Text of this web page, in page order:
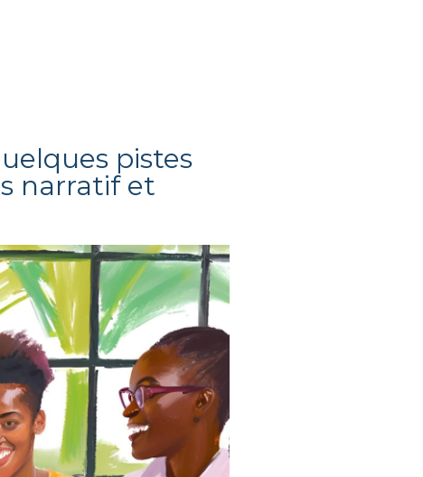
pistes
narratif et